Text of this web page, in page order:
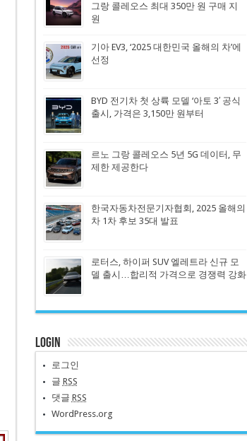
그랑 콜레오스 최대 350만 원 구매 지
원
기아 EV3, ‘2025 대한민국 올해의 차’에
선정
BYD 전기차 첫 상륙 모델 ‘아토 3′ 공식
출시, 가격은 3,150만 원부터
르노 그랑 콜레오스 5년 5G 데이터, 무
제한 제공한다
한국자동차전문기자협회, 2025 올해의
차 1차 후보 35대 발표
로터스, 하이퍼 SUV 엘레트라 신규 모
델 출시…합리적 가격으로 경쟁력 강화
Login
로그인
글 RSS
댓글 RSS
WordPress.org